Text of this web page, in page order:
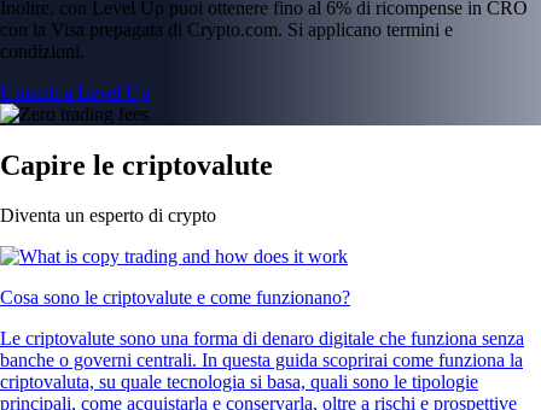
Inoltre, con Level Up puoi ottenere fino al 6% di ricompense in CRO
con la Visa prepagata di Crypto.com. Si applicano termini e
condizioni.
Unisciti a Level Up
Capire le criptovalute
Diventa un esperto di crypto
Cosa sono le criptovalute e come funzionano?
Le criptovalute sono una forma di denaro digitale che funziona senza
banche o governi centrali. In questa guida scoprirai come funziona la
criptovaluta, su quale tecnologia si basa, quali sono le tipologie
principali, come acquistarla e conservarla, oltre a rischi e prospettive